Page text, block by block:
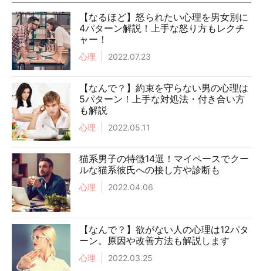
【なるほど】怒られたい心理を男女別に
4パターン解説！上手な怒り方もレクチ
ャー！
心理 2022.07.23
【なんで？】約束を守らない男の心理は
5パターン！上手な対処法・付き合い方
も解説
心理 2022.05.11
猫系男子の特徴14選！マイペースでクー
ルな猫系彼氏への接し方や診断も
心理 2022.04.06
【なんで？】欲がない人の心理は12パタ
ーン。原因や改善方法も解説します
心理 2022.03.25